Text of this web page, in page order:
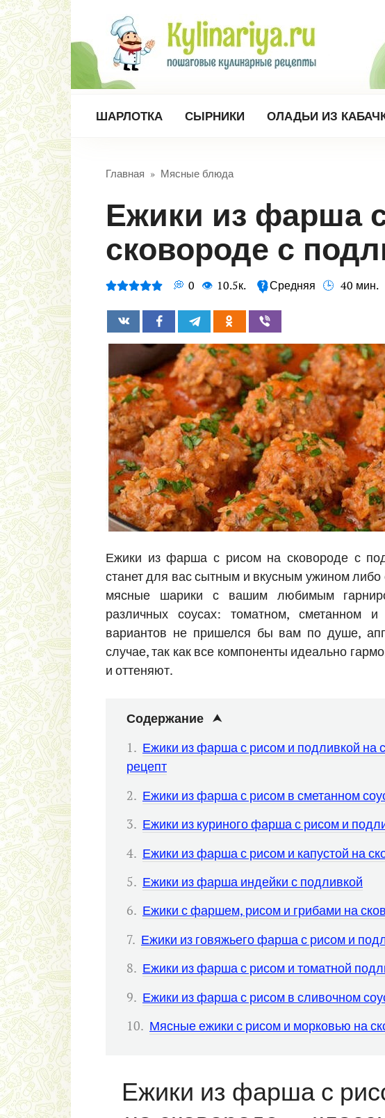
Перейти
к
контенту
ШАРЛОТКА СЫРНИКИ ОЛАДЬИ ИЗ
Главная » Мясные блюда
Ежики из фарша с рисом на
сковороде с
0 10.5к. Средняя 40 мин.
Ежики из фарша с рисом на сковороде с
станет для вас сытным и вкусным ужином либо
мясные шарики с вашим любимым
различных соусах: томатном, сметанном
вариантов не пришелся бы вам по душе,
случае, так как все компоненты идеально
и оттеняют.
Содержание
Ежики из фарша с рисом и подливкой на
рецепт
Ежики из фарша с рисом в сметанном
Ежики из куриного фарша с рисом и
Ежики из фарша с рисом и капустой на
Ежики из фарша индейки с подливкой
Ежики с фаршем, рисом и грибами на
Ежики из говяжьего фарша с рисом и
Ежики из фарша с рисом и томатной
Ежики из фарша с рисом в сливочном
Мясные ежики с рисом и морковью на
Ежики из фарша с